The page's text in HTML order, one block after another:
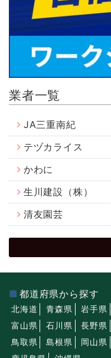
業者一覧
JA三重南紀
テヅカライス
かわに
生川建設（株）
清友園芸
都道府県から探す
北海道 青森県 岩手県
富山県
石川県 長野県
鳥取県
島根県 岡山県